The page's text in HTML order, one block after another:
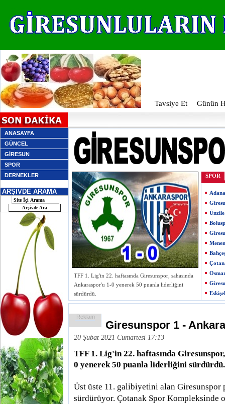
Tavsiye Et Günün
ANASAYFA
GÜNCEL
GİRESUN
SPOR
DERNEKLER
ARŞİVDE ARAMA
TFF 1. Lig'in 22. haftasında Giresunspor, sahasında
Ankaraspor'u 1-0 yenerek 50 puanla liderliğini
sürdürdü.
SPOR
Reklam
Giresunspor 1 -
20 Şubat 2021 Cumartesi 17:13
TFF 1. Lig'in 22. haftasında
0 yenerek 50 puanla liderliğini sürdürdü.
Üst üste 11. galibiyetini alan
sürdürüyor. Çotanak Spor Kompleksinde